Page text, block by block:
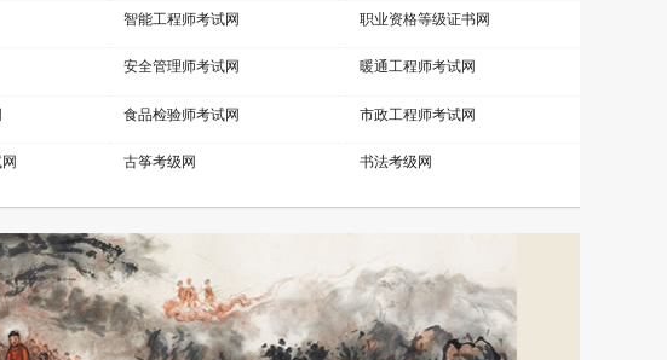
智能工程师考试网 职业资格等级证书网
安全管理师考试网 暖通工程师考试网
食品检验师考试网 市政工程师考试网
古筝考级网 书法考级网
营销管理师考试网 职业资格考试网
乘务管理师考试网
少儿考试网 少儿英语考级网
电子工程师考试网 江苏英才职业技能鉴定集团